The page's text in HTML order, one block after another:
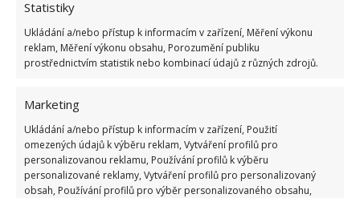
Statistiky
Ukládání a/nebo přístup k informacím v zařízení, Měření výkonu
reklam, Měření výkonu obsahu, Porozumění publiku
prostřednictvím statistik nebo kombinací údajů z různých zdrojů.
Marketing
Ukládání a/nebo přístup k informacím v zařízení, Použití
omezených údajů k výběru reklam, Vytváření profilů pro
personalizovanou reklamu, Používání profilů k výběru
personalizované reklamy, Vytváření profilů pro personalizovaný
obsah, Používání profilů pro výběr personalizovaného obsahu,